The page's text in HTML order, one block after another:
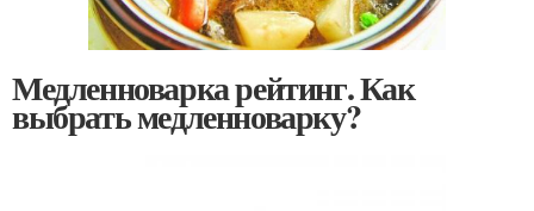
Медленноварка рейтинг. Как
выбрать медленноварку?